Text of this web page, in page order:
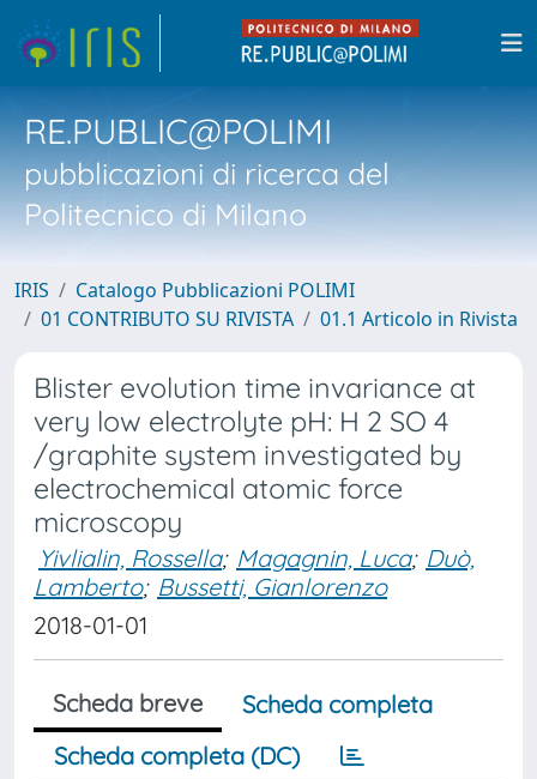
RE.PUBLIC@POLIMI
pubblicazioni di ricerca del
Politecnico di Milano
IRIS
Catalogo Pubblicazioni POLIMI
01 CONTRIBUTO SU RIVISTA
01.1 Articolo in Rivista
Blister evolution time invariance at
very low electrolyte pH: H 2 SO 4
/graphite system investigated by
electrochemical atomic force
microscopy
Yivlialin, Rossella; Magagnin, Luca; Duò,
Lamberto; Bussetti, Gianlorenzo
2018-01-01
Scheda breve
Scheda completa
Scheda completa (DC)